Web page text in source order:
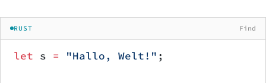
RUST Find
let s = "Hallo, Welt!" ;